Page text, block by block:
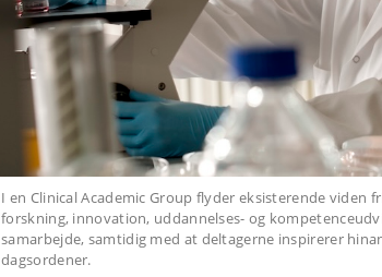
I en Clinical Academic Group flyder eksisterende viden
forskning, innovation, uddannelses- og
samarbejde, samtidig med at deltagerne inspirerer
dagsordener.